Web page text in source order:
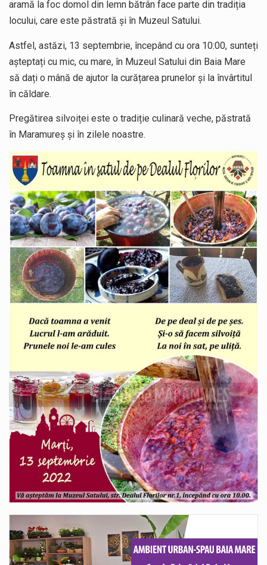
aramă la foc domol din lemn bătrân face parte din tradiția
locului, care este păstrată și în Muzeul Satului.
Astfel, astăzi, 13 septembrie, începând cu ora 10:00, sunteți
așteptați cu mic, cu mare, în Muzeul Satului din Baia Mare
să dați o mână de ajutor la curățarea prunelor și la învârtitul
în căldare.
Pregătirea silvoiței este o tradiție culinară veche, păstrată
în Maramureș și în zilele noastre.